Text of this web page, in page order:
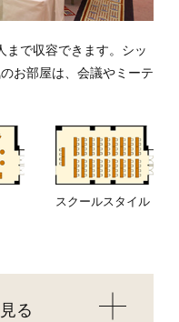
まで収容できます。シッ
お部屋は、会議やミーテ
スクールスタイル
る